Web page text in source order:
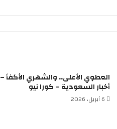
العطوي الأعلى.. والشهري الأكفأ –
أخبار السعودية – كورا نيو
6 أبريل، 2026